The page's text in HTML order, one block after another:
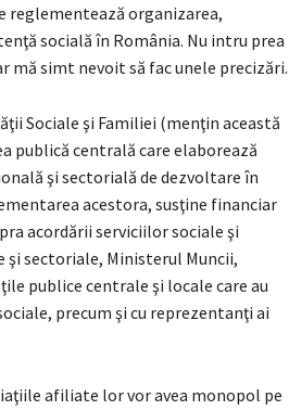
reglementează organizarea,
socială în România. Nu intru prea
mă simt nevoit să fac unele precizări.
Sociale şi Familiei (menţin această
publică centrală care elaborează
şi sectorială de dezvoltare în
acestora, susţine financiar
acordării serviciilor sociale şi
sectoriale, Ministerul Muncii,
publice centrale şi locale care au
precum şi cu reprezentanţi ai
afiliate lor vor avea monopol pe